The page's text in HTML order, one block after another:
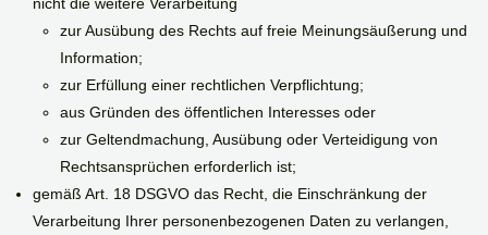
zur Ausübung des Rechts auf freie Meinungsäußerung und
Information;
zur Erfüllung einer rechtlichen Verpflichtung;
aus Gründen des öffentlichen Interesses oder
zur Geltendmachung, Ausübung oder Verteidigung von
Rechtsansprüchen erforderlich ist;
gemäß Art. 18 DSGVO das Recht, die Einschränkung der
Verarbeitung Ihrer personenbezogenen Daten zu verlangen,